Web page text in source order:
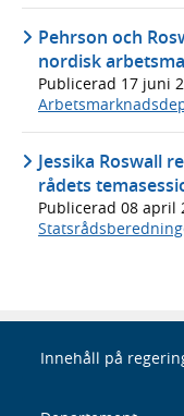
Pehrson och
nordisk
Publicerad 17 juni
Jessika Roswall
rådets
Publicerad 08 april
Innehåll på